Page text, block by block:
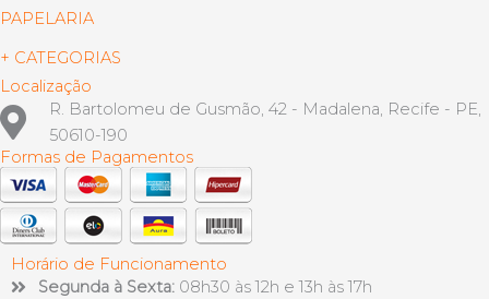
PAPELARIA
+ CATEGORIAS
Localização
R. Bartolomeu de Gusmão, 42 - Madalena, Recife - PE,
50610-190
Formas de Pagamentos
Horário de Funcionamento
Segunda à Sexta: 08h30 às 12h e 13h às 17h